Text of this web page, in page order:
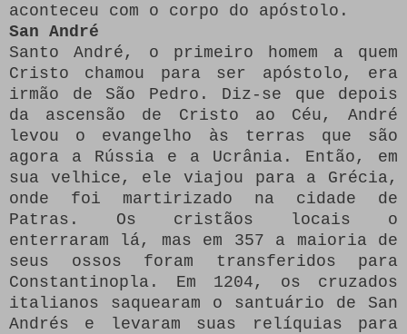
aconteceu com o corpo do apóstolo.
San André
Santo André, o primeiro homem a quem
Cristo chamou para ser apóstolo, era
irmão de São Pedro.
Diz-se que depois
da ascensão de Cristo ao Céu, André
levou o evangelho às terras que são
agora a Rússia e a Ucrânia.
Então, em
sua velhice, ele viajou para a Grécia,
onde foi martirizado na cidade de
Patras.
Os cristãos locais o
enterraram lá, mas em 357 a maioria de
seus ossos foram transferidos para
Constantinopla.
Em 1204, os cruzados
italianos saquearam o santuário de San
Andrés e levaram suas relíquias para